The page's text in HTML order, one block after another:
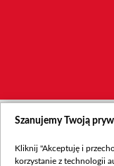
Szanujemy Twoją
Kliknij "Akceptuję i
korzystanie z technologii